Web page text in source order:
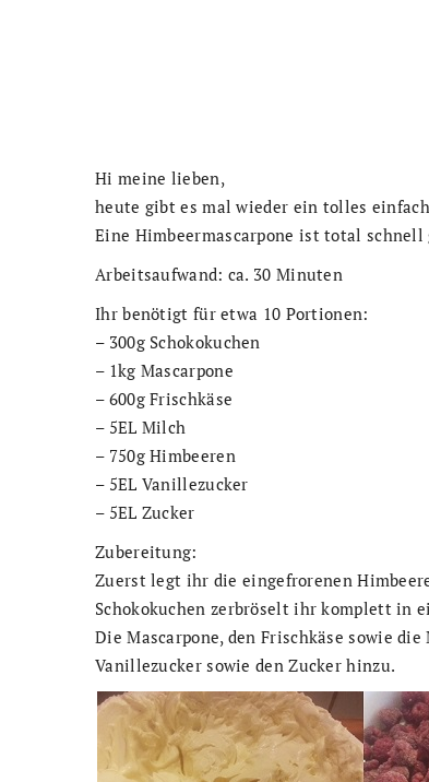
Hi meine lieben,
heute gibt es mal wieder ein tolles
Eine Himbeermascarpone ist total
Arbeitsaufwand: ca. 30 Minuten
Ihr benötigt für etwa 10 Portionen:
– 300g Schokokuchen
– 1kg Mascarpone
– 600g Frischkäse
– 5EL Milch
– 750g Himbeeren
– 5EL Vanillezucker
– 5EL Zucker
Zubereitung:
Zuerst legt ihr die eingefrorenen
Schokokuchen zerbröselt ihr komplett in
Die Mascarpone, den Frischkäse sowie
Vanillezucker sowie den Zucker hinzu.